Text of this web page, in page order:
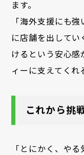
ます。
「海外支援にも
に店舗を出してい
けるという安心感
ィーに支えてくれ
これから挑
「とにかく、や